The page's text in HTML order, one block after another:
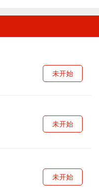
未开始
未开始
未开始